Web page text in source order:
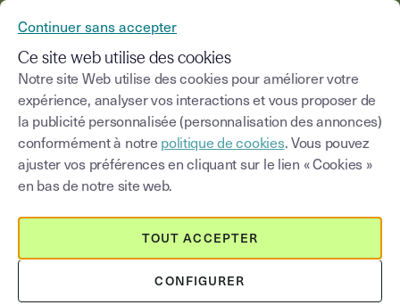
Signer un contrat en ligne
avec Youtrust
partenaires la meilleur expérience de signature :
démarrez votre essai gratuit de 14 jours et commencez à
Continuer sans accepter
Ce site web utilise des cookies
Notre site Web utilise des cookies pour améliorer votre
expérience, analyser vos interactions et vous proposer de
la publicité personnalisée (personnalisation des annonces)
conformément à notre politique de cookies. Vous pouvez
ajuster vos préférences en cliquant sur le lien « Cookies »
en bas de notre site web.
CONFIGURER
TOUT ACCEPTER